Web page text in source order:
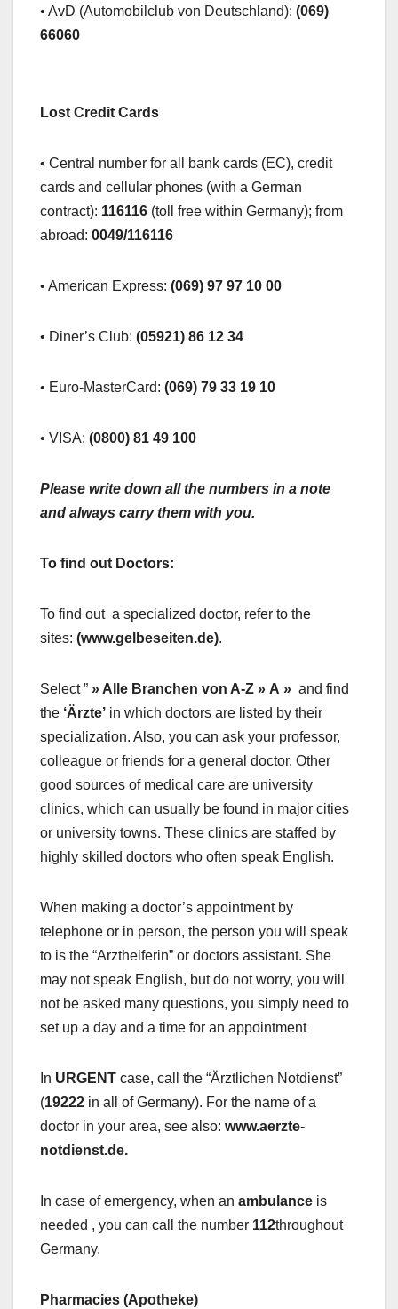
• AvD (Automobilclub von Deutschland): (069)
66060
Lost Credit Cards
• Central number for all bank cards (EC), credit
cards and cellular phones (with a German
contract): 116116 (toll free within Germany); from
abroad: 0049/116116
• American Express: (069) 97 97 10 00
• Diner’s Club: (05921) 86 12 34
• Euro-MasterCard: (069) 79 33 19 10
• VISA: (0800) 81 49 100
Please write down all the numbers in a note
and always carry them with you.
To find out Doctors:
To find out a specialized doctor, refer to the
sites: (www.gelbeseiten.de).
Select ” » Alle Branchen von A-Z » A » and find
the ‘Ärzte’ in which doctors are listed by their
specialization. Also, you can ask your professor,
colleague or friends for a general doctor. Other
good sources of medical care are university
clinics, which can usually be found in major cities
or university towns. These clinics are staffed by
highly skilled doctors who often speak English.
When making a doctor’s appointment by
telephone or in person, the person you will speak
to is the “Arzthelferin” or doctors assistant. She
may not speak English, but do not worry, you will
not be asked many questions, you simply need to
set up a day and a time for an appointment
In URGENT case, call the “Ärztlichen Notdienst”
(19222 in all of Germany). For the name of a
doctor in your area, see also: www.aerzte-
notdienst.de.
In case of emergency, when an ambulance is
needed , you can call the number 112throughout
Germany.
Pharmacies (Apotheke)